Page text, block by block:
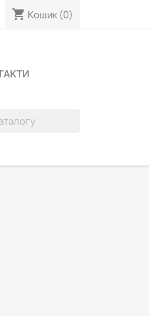
shopping_cart Кошик (0)